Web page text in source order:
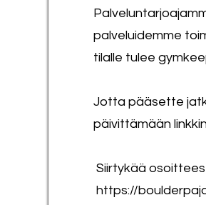
palveluidemme
tilalle tulee
Jotta pääsette
päivittämään
Siirtykää
https://